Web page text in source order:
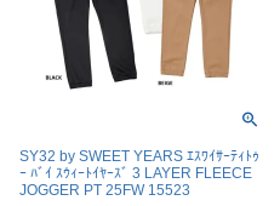
SY32 by SWEET YEARS ｴｽﾜｲｻｰﾃｨﾄｩ
ｰ ﾊﾞｲ ｽｳｨｰﾄｲﾔｰｽﾞ 3 LAYER FLEECE
JOGGER PT 25FW 15523